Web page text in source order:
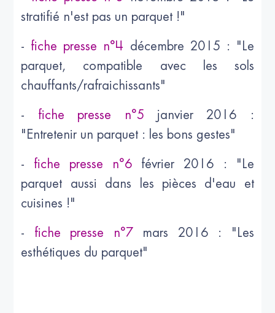
stratifié n'est pas un parquet !"
- fiche presse n°4 décembre 2015 : "Le
parquet, compatible avec les sols
chauffants/rafraichissants"
- fiche presse n°5 janvier 2016 :
"Entretenir un parquet : les bons gestes"
- fiche presse n°6 février 2016 : "Le
parquet aussi dans les pièces d'eau et
cuisines !"
- fiche presse n°7 mars 2016 : "Les
esthétiques du parquet"